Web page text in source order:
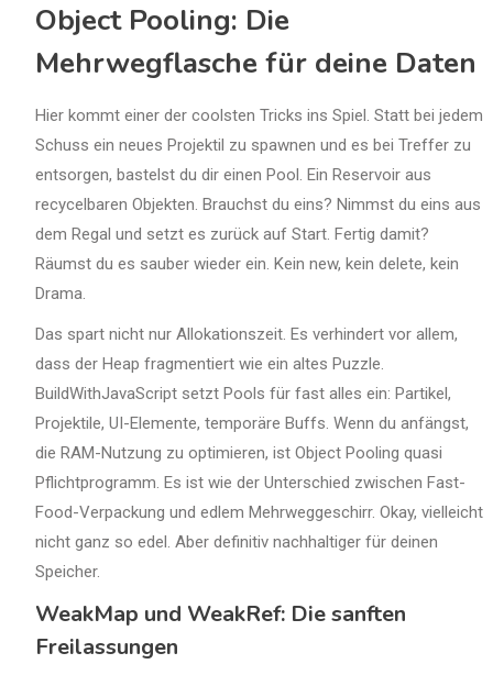
Object Pooling: Die
Mehrwegflasche für deine Daten
Hier kommt einer der coolsten Tricks ins Spiel. Statt bei jedem
Schuss ein neues Projektil zu spawnen und es bei Treffer zu
entsorgen, bastelst du dir einen Pool. Ein Reservoir aus
recycelbaren Objekten. Brauchst du eins? Nimmst du eins aus
dem Regal und setzt es zurück auf Start. Fertig damit?
Räumst du es sauber wieder ein. Kein new, kein delete, kein
Drama.
Das spart nicht nur Allokationszeit. Es verhindert vor allem,
dass der Heap fragmentiert wie ein altes Puzzle.
BuildWithJavaScript setzt Pools für fast alles ein: Partikel,
Projektile, UI-Elemente, temporäre Buffs. Wenn du anfängst,
die RAM-Nutzung zu optimieren, ist Object Pooling quasi
Pflichtprogramm. Es ist wie der Unterschied zwischen Fast-
Food-Verpackung und edlem Mehrweggeschirr. Okay, vielleicht
nicht ganz so edel. Aber definitiv nachhaltiger für deinen
Speicher.
WeakMap und WeakRef: Die sanften
Freilassungen